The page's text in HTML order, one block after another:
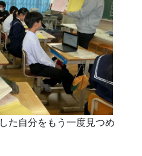
た自分をもう一度見つめ